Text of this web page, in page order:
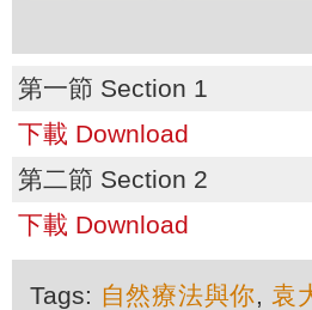
第一節 Section 1
下載 Download
第二節 Section 2
下載 Download
Tags: 自然療法與你, 袁